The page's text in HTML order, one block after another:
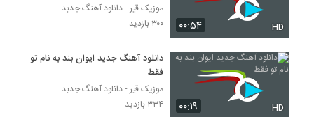
2614
دانلود آهنگ معین اسدپور دلشوره
۳۱۹ بازدید
آهنگ بهاره با تو از علیرضا سهرابی(پاپ)
۰۰:۵۴ HD
موزیک قیر - دانلود آهنگ جدبد
۳۰۰ بازدید
۰۰:۱۹ HD
دانلود آهنگ جدید ایوان بند به نام تو
فقط
موزیک قیر - دانلود آهنگ جدبد
۳۳۴ بازدید